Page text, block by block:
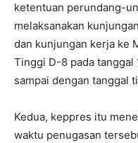
ketentuan perundang-
melaksanakan
dan kunjungan kerja ke
Tinggi D-8 pada tanggal
sampai dengan tanggal
Kedua, keppres itu
waktu penugasan